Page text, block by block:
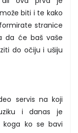
biti i te kako
stranice
da će baš vaše
do očiju i ušiju
servis na koji
i danas je
ko se bavi